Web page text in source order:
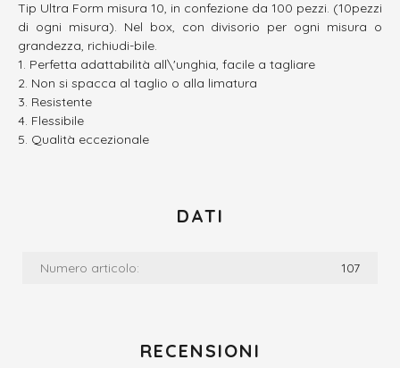
Tip Ultra Form misura 10, in confezione da 100 pezzi. (10pezzi
di ogni misura). Nel box, con divisorio per ogni misura o
grandezza, richiudi-bile.
Perfetta adattabilità all\'unghia, facile a tagliare
Non si spacca al taglio o alla limatura
Resistente
Flessibile
Qualità eccezionale
DATI
Numero articolo: 107
RECENSIONI